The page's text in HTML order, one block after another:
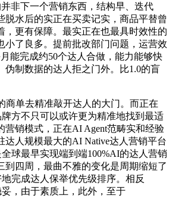
非下一个营销东西，结构早、迭代
脱水后的实正在买卖记实，商品平替曾
，更有保障。最实正在也最具时效性的
小了良多。提前批改部门问题，运营效
能完成约50个达人合做，能力能够快
伪制数据的达人拒之门外。比1.0的盲
单去精准敲开达人的大门。而正在
牌方不只可以或许更为精准地找到最适
营销模式，正在AI Agent范畴实和经验
达人规模最大的AI Native达人营销平台
全球最早实现端到端100%AI的达人营销
到四周，最曲不雅的变化是周期缩短了
完成达人保举优先级排序。相反
妥，由于素质上，此外，至于